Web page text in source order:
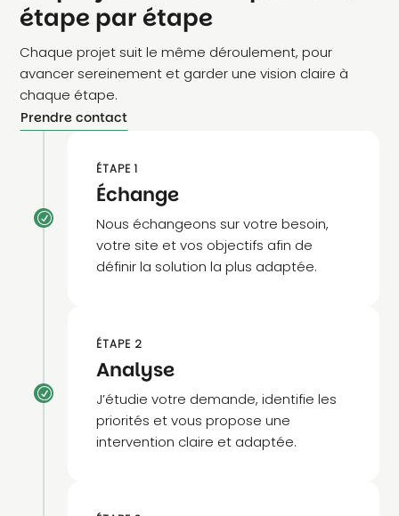
étape par étape
Chaque projet suit le même déroulement, pour
avancer sereinement et garder une vision claire à
chaque étape.
Prendre contact
R
ÉTAPE 1
Échange
Nous échangeons sur votre besoin,
votre site et vos objectifs afin de
définir la solution la plus adaptée.
R
ÉTAPE 2
Analyse
J’étudie votre demande, identifie les
priorités et vous propose une
intervention claire et adaptée.